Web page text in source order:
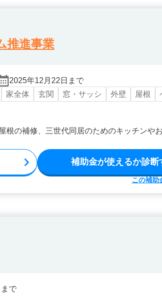
推進事業
2025年12月22日まで
家全体 玄関 窓・サッシ 外壁 屋根
の補修、三世代同居のためのキッチンやお
補助金が使えるか診断
この補助
で